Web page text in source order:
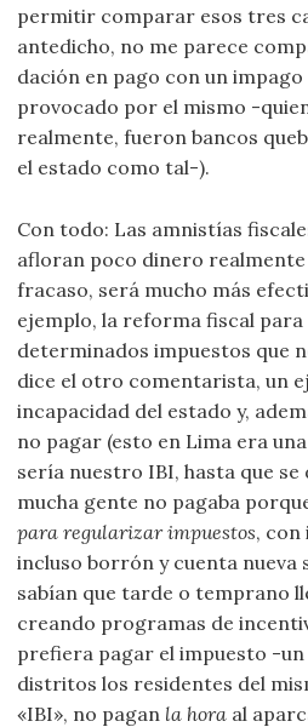
permitir comparar esos tres
antedicho, no me parece
dación en pago con un impago
provocado por el mismo -
realmente, fueron bancos
el estado como tal-).
Con todo: Las amnistías
afloran poco dinero realmente
fracaso, será mucho más
ejemplo, la reforma fiscal para
determinados impuestos que
dice el otro comentarista, un
incapacidad del estado y,
no pagar (esto en Lima era
sería nuestro IBI, hasta que
mucha gente no pagaba
para regularizar impuestos, con
incluso borrón y cuenta nueva
sabían que tarde o temprano
creando programas de
prefiera pagar el impuesto -un
distritos los residentes del
«IBI», no pagan la hora al